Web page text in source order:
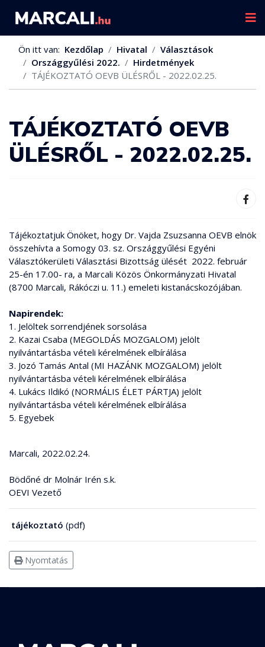
Ön itt van: Kezdőlap Hivatal
Választások
Országgyűlési 2022.
Hirdetmények
TÁJÉKOZTATÓ OEVB ÜLÉSRŐL - 2022.02.25.
TÁJÉKOZTATÓ OEVB
ÜLÉSRŐL - 2022.02.25.
Tájékoztatjuk Önöket, hogy Dr. Vajda Zsuzsanna OEVB elnök
összehívta a Somogy 03. sz. Országgyűlési Egyéni
Választókerületi Választási Bizottság ülését 2022. február
25-én 17.00- ra, a Marcali Közös Önkormányzati Hivatal
(8700 Marcali, Rákóczi u. 11.) emeleti kistanácskozójában.
Napirendek:
1. Jelöltek sorrendjének sorsolása
2. Kazai Csaba (MEGOLDÁS MOZGALOM) jelölt
nyilvántartásba vételi kérelmének elbírálása
3. Jozó Tamás Antal (MI HAZÁNK MOZGALOM) jelölt
nyilvántartásba vételi kérelmének elbírálása
4. Lukács Ildikó (NORMÁLIS ÉLET PÁRTJA) jelölt
nyilvántartásba vételi kérelmének elbírálása
5. Egyebek
Marcali, 2022.02.24.
Bödőné dr Molnár Irén s.k.
OEVI Vezető
tájékoztató (pdf)
Nyomtatás